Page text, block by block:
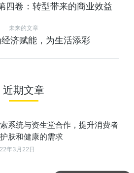
四卷：转型带来的商业效益
未来的文章
济赋能，为生活添彩
近期文章
系统与资生堂合作，提升消费者
肤和健康的需求
年3月22日